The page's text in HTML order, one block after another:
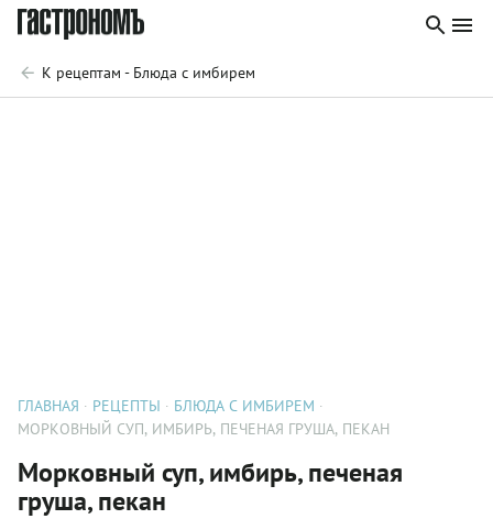
К рецептам - Блюда с имбирем
ГЛАВНАЯ РЕЦЕПТЫ
БЛЮДА С ИМБИРЕМ
МОРКОВНЫЙ СУП, ИМБИРЬ, ПЕЧЕНАЯ ГРУША, ПЕКАН
Морковный суп, имбирь, печеная
груша, пекан